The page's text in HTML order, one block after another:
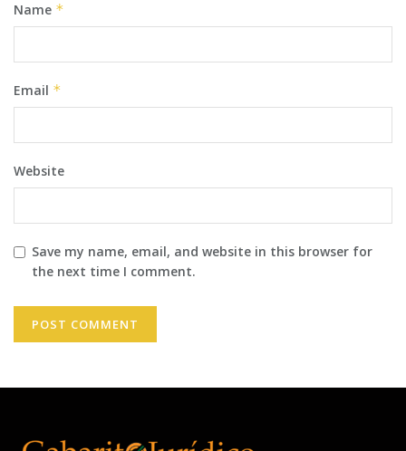
Name *
Email *
Website
Save my name, email, and website in this browser for
the next time I comment.